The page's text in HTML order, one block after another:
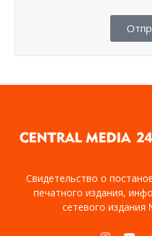
Свидетельство о
печатного издания,
сетевого издания